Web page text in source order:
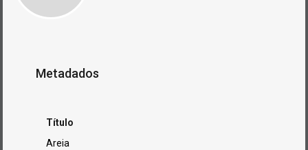
Metadados
Título
Areia